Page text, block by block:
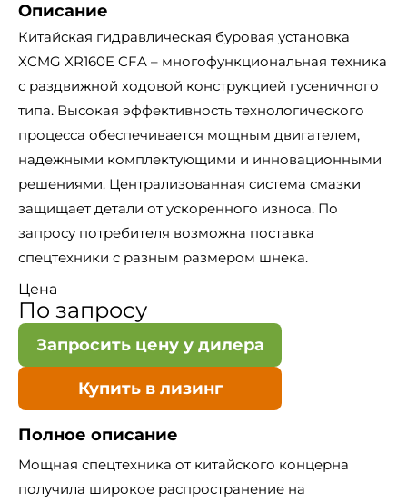
Описание
Китайская гидравлическая буровая установка
XCMG XR160E CFA ­­– многофункциональная техника
с раздвижной ходовой конструкцией гусеничного
типа. Высокая эффективность технологического
процесса обеспечивается мощным двигателем,
надежными комплектующими и инновационными
решениями. Централизованная система смазки
защищает детали от ускоренного износа. По
запросу потребителя возможна поставка
спецтехники с разным размером шнека.
Цена
По запросу
Запросить цену у дилера
Купить в лизинг
Полное описание
Мощная спецтехника от китайского концерна
получила широкое распространение на